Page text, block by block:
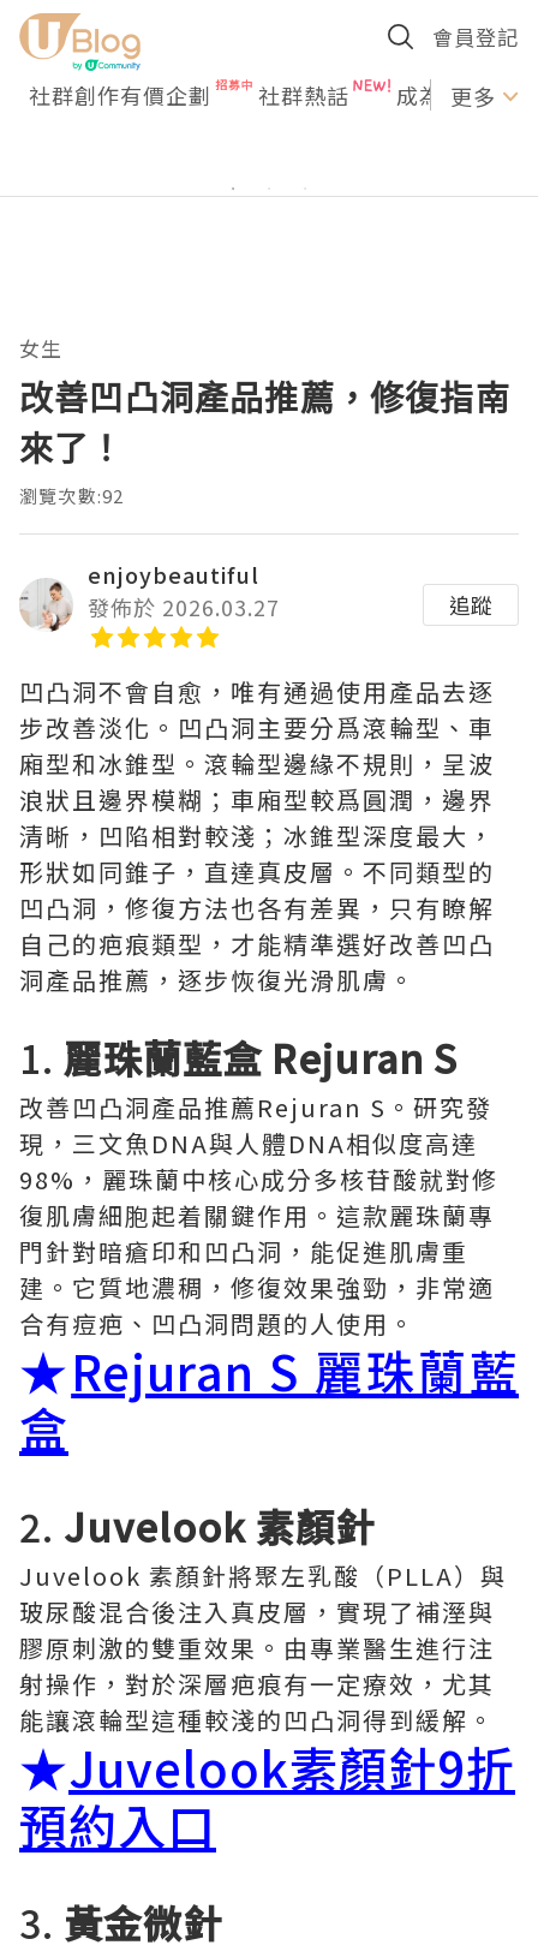
會員登記
社群創作有價企劃 社群熱話 成為U更多
女生
改善凹凸洞產品推薦，修復指南
來了！
瀏覽次數:92
enjoybeautiful
發佈於 2026.03.27
追蹤
凹凸洞不會自愈，唯有通過使用產品去逐
步改善淡化。凹凸洞主要分爲滾輪型、車
廂型和冰錐型。滾輪型邊緣不規則，呈波
浪狀且邊界模糊；車廂型較爲圓潤，邊界
清晰，凹陷相對較淺；冰錐型深度最大，
形狀如同錐子，直達真皮層。不同類型的
凹凸洞，修復方法也各有差異，只有瞭解
自己的疤痕類型，才能精準選好改善凹凸
洞產品推薦，逐步恢復光滑肌膚。
1. 麗珠蘭藍盒 Rejuran S
改善凹凸洞產品推薦Rejuran S。研究發
現，三文魚DNA與人體DNA相似度高達
98%，麗珠蘭中核心成分多核苷酸就對修
復肌膚細胞起着關鍵作用。這款麗珠蘭專
門針對暗瘡印和凹凸洞，能促進肌膚重
建。它質地濃稠，修復效果強勁，非常適
合有痘疤、凹凸洞問題的人使用。
★Rejuran S 麗珠蘭藍
盒
2. Juvelook 素顏針
Juvelook 素顏針將聚左乳酸（PLLA）與
玻尿酸混合後注入真皮層，實現了補溼與
膠原刺激的雙重效果。由專業醫生進行注
射操作，對於深層疤痕有一定療效，尤其
能讓滾輪型這種較淺的凹凸洞得到緩解。
★Juvelook素顏針9折
預約入口
3. 黃金微針